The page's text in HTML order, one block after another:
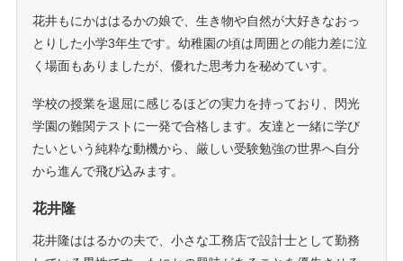
花井もにかははるかの娘で、生き物や自然が大好きなおっ
とりした小学3年生です。幼稚園の頃は周囲との能力差に泣
く場面もありましたが、優れた思考力を秘めていす。
学校の授業を退屈に感じるほどの実力を持っており、閃光
学園の難関テストに一発で合格します。友達と一緒に学び
たいという純粋な動機から、厳しい受験勉強の世界へ自分
から進んで飛び込みます。
花井隆
花井隆ははるかの夫で、小さな工務店で設計士として勤務